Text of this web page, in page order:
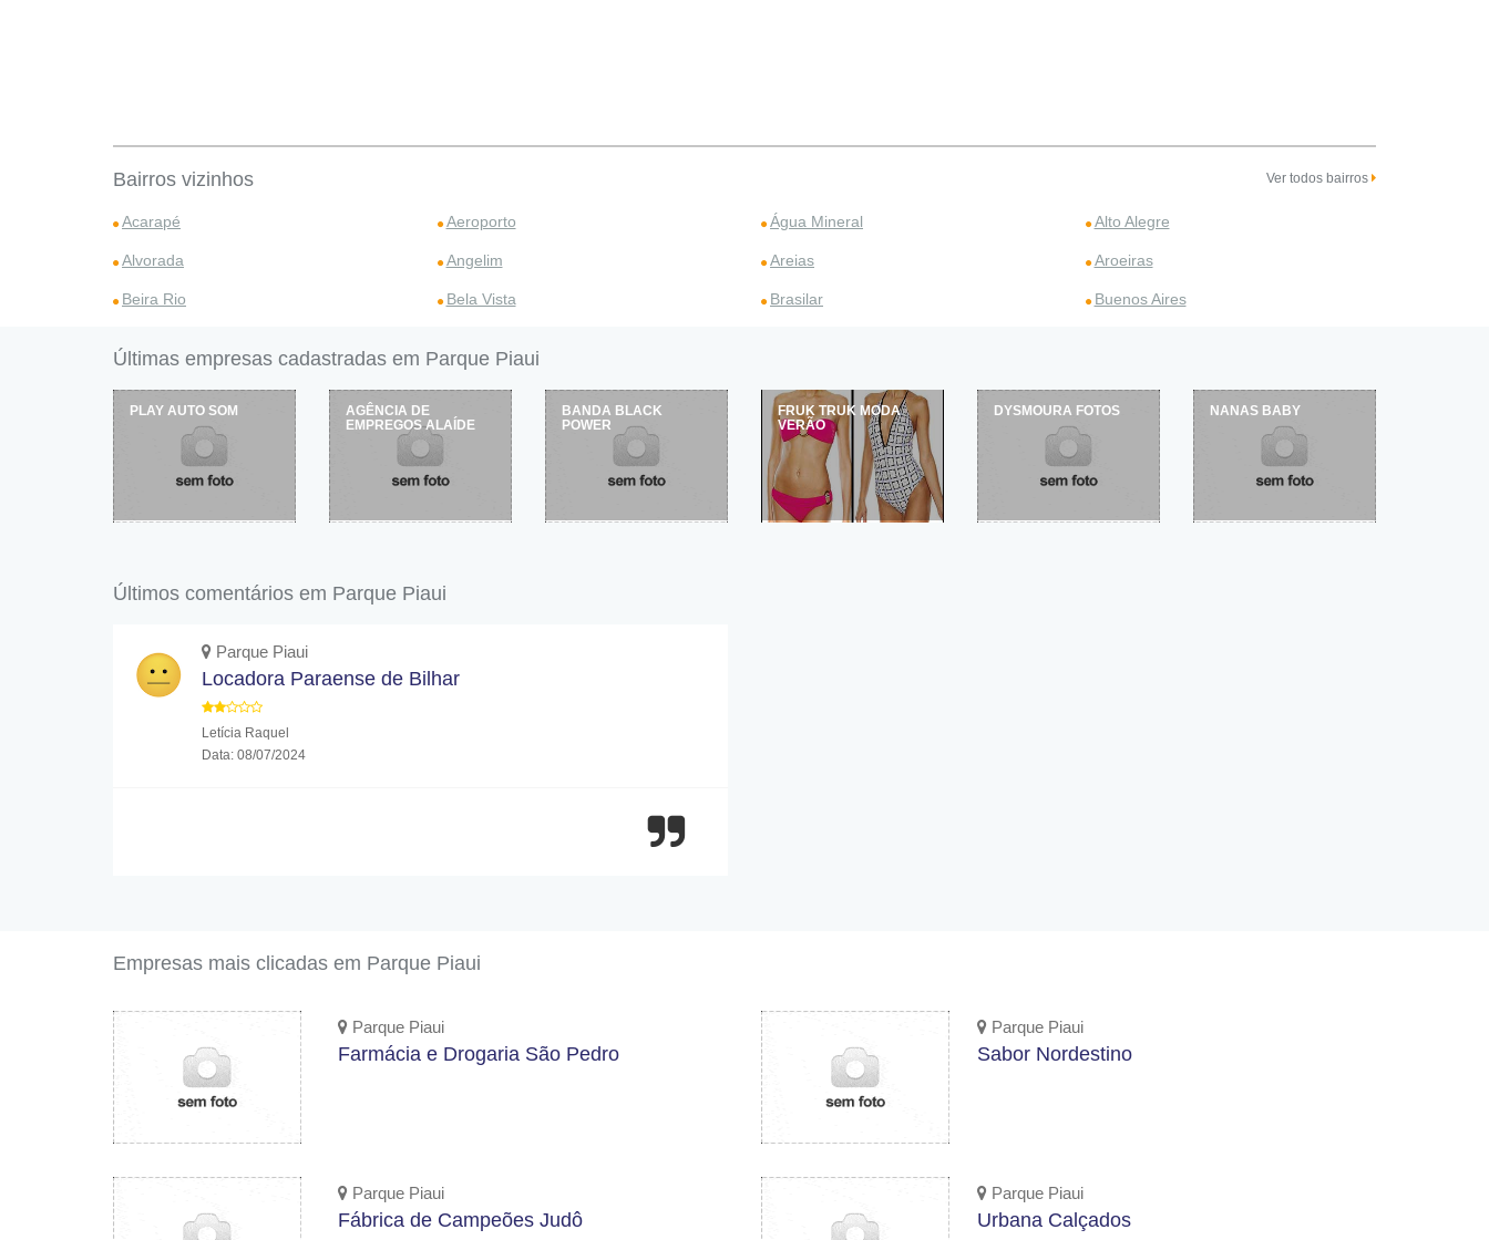
Bairros vizinhos Ver todos bairros
Acarapé Aeroporto Água Mineral Alto Alegre
Alvorada Angelim Areias Aroeiras
Beira Rio Bela Vista Brasilar Buenos Aires
Últimas empresas cadastradas em Parque Piaui
PLAY AUTO SOM
AGÊNCIA DE
EMPREGOS ALAÍDE
BANDA BLACK
POWER
FRUK TRUK MODA
VERÃO
DYSMOURA FOTOS NANAS BABY
Últimos comentários em Parque Piaui
Parque Piaui
Locadora Paraense de Bilhar
Letícia Raquel
Data: 08/07/2024
Empresas mais clicadas em Parque Piaui
Parque Piaui
Farmácia e Drogaria São Pedro
Parque Piaui
Sabor Nordestino
Parque Piaui
Fábrica de Campeões Judô
Parque Piaui
Urbana Calçados